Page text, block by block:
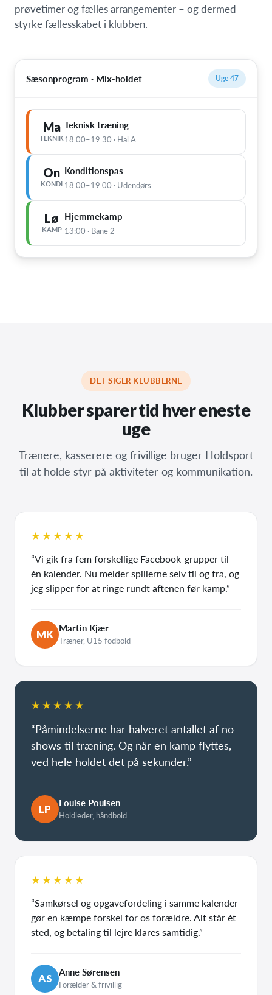
prøvetimer og fælles arrangementer – og dermed
styrke fællesskabet i klubben.
Sæsonprogram · Mix-holdet Uge 47
Ma
TEKNIK
Teknisk træning
18:00–19:30 · Hal A
On
KONDI
Konditionspas
18:00–19:00 · Udendørs
Lø
KAMP
Hjemmekamp
13:00 · Bane 2
DET SIGER KLUBBERNE
Klubber sparer tid hver eneste
uge
Trænere, kasserere og frivillige bruger Holdsport
til at holde styr på aktiviteter og kommunikation.
★★★★★
“Vi gik fra fem forskellige Facebook-grupper til
én kalender. Nu melder spillerne selv til og fra, og
jeg slipper for at ringe rundt aftenen før kamp.”
MK Martin Kjær
Træner, U15 fodbold
★★★★★
“Påmindelserne har halveret antallet af no-
shows til træning. Og når en kamp flyttes,
ved hele holdet det på sekunder.”
LP Louise Poulsen
Holdleder, håndbold
★★★★★
“Samkørsel og opgavefordeling i samme kalender
gør en kæmpe forskel for os forældre. Alt står ét
sted, og betaling til lejre klares samtidig.”
AS Anne Sørensen
Forælder & frivillig